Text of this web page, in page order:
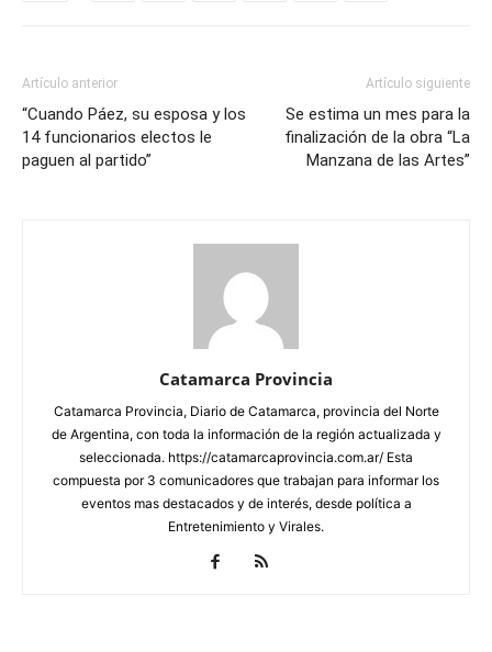
Artículo anterior
“Cuando Páez, su esposa y los
14 funcionarios electos le
paguen al partido”
Artículo siguiente
Se estima un mes para la
finalización de la obra “La
Manzana de las Artes”
Catamarca Provincia
Catamarca Provincia, Diario de Catamarca, provincia del Norte
de Argentina, con toda la información de la región actualizada y
seleccionada. https://catamarcaprovincia.com.ar/ Esta
compuesta por 3 comunicadores que trabajan para informar los
eventos mas destacados y de interés, desde política a
Entretenimiento y Virales.